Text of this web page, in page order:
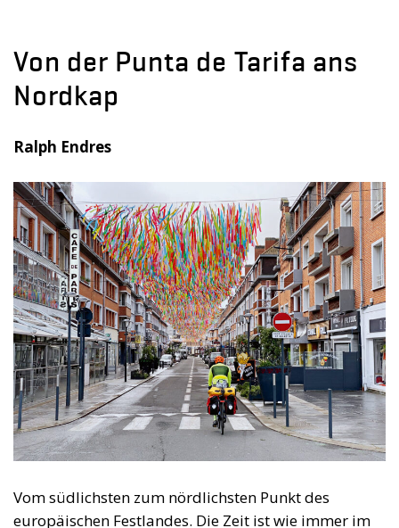
Von der Punta de Tarifa ans
Nordkap
Ralph Endres
Vom südlichsten zum nördlichsten Punkt des
europäischen Festlandes. Die Zeit ist wie immer im